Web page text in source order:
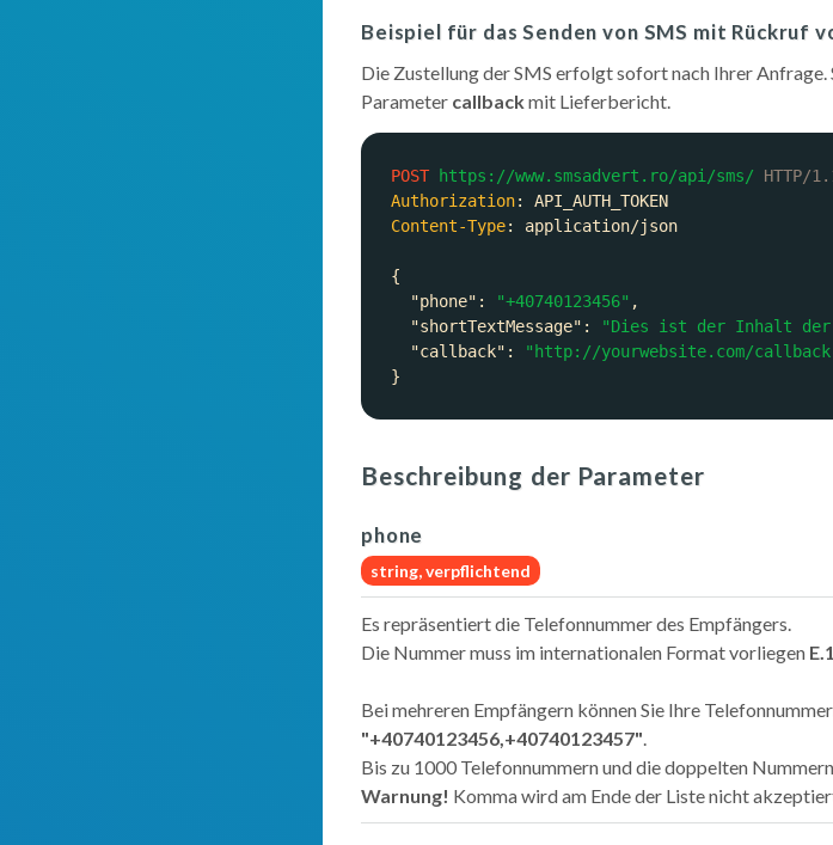
Beispiel für das Senden von SMS mit Rückruf
Die Zustellung der SMS erfolgt sofort nach Ihrer Anfrage.
Parameter callbackmit Lieferbericht.
POST https://www.smsadvert.ro/api/sms/
HTTP/
Authorization:
Content-Type:
"phone" : "+40740123456"
"shortTextMessage" : "Dies ist der Inhalt der
"callback" :
"http://yourwebsite.com/
Beschreibung der Parameter
phone
string,verpflichtend
Es repräsentiert die Telefonnummer des Empfängers.
Die Nummer muss im internationalen Format vorliegen
Bei mehreren Empfängern können Sie Ihre
"+40740123456,+40740123457"
Bis zu 1000 Telefonnummern und die doppelten
Warnung! Komma wird am Ende der Liste nicht